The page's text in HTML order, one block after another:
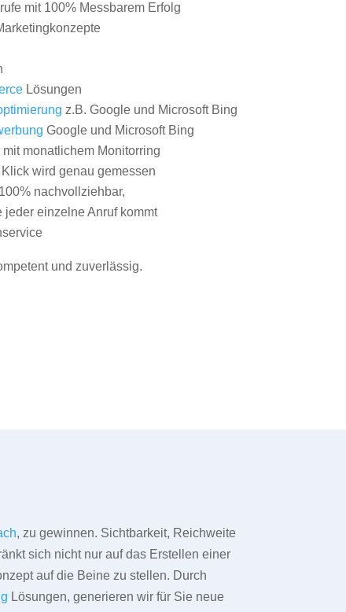
mit 100% Messbarem Erfolg
Lösungen
z.B. Google und Microsoft Bing
Google und Microsoft Bing
monatlichem Monitorring
wird genau gemessen
nachvollziehbar,
einzelne Anruf kommt
und zuverlässig.
, zu gewinnen. Sichtbarkeit, Reichweite
sich nicht nur auf das Erstellen einer
auf die Beine zu stellen. Durch
Lösungen, generieren wir für Sie neue